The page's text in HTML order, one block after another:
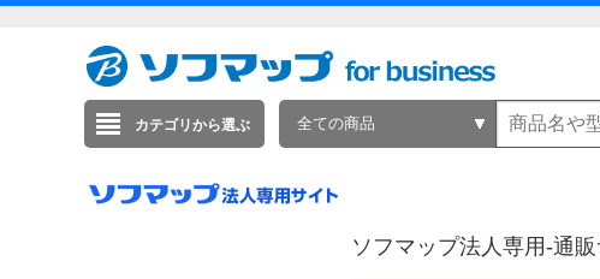
カテゴリから選ぶ 全ての商品
ソフマップ法人専用-通販